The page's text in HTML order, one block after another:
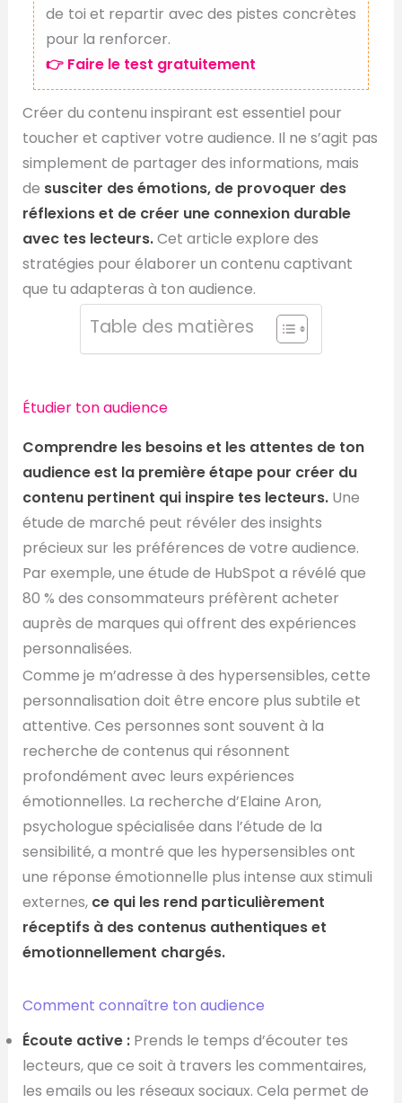
de toi et repartir avec des pistes concrètes
pour la renforcer.
👉 Faire le test gratuitement
Créer du contenu inspirant est essentiel pour
toucher et captiver votre audience. Il ne s’agit pas
simplement de partager des informations, mais
de susciter des émotions, de provoquer des
réflexions et de créer une connexion durable
avec tes lecteurs.Cet article explore des
stratégies pour élaborer un contenu captivant
que tu adapteras à ton audience.
Table des matières
Étudier ton audience
Comprendre les besoins et les attentes de ton
audience est la première étape pour créer du
contenu pertinent qui inspire tes lecteurs. Une
étude de marché peut révéler des insights
précieux sur les préférences de votre audience.
Par exemple, une étude de HubSpot a révélé que
80 % des consommateurs préfèrent acheter
auprès de marques qui offrent des expériences
personnalisées.
Comme je m’adresse à des hypersensibles, cette
personnalisation doit être encore plus subtile et
attentive. Ces personnes sont souvent à la
recherche de contenus qui résonnent
profondément avec leurs expériences
émotionnelles. La recherche d’Elaine Aron,
psychologue spécialisée dans l’étude de la
sensibilité, a montré que les hypersensibles ont
une réponse émotionnelle plus intense aux stimuli
externes, ce qui les rend particulièrement
réceptifs à des contenus authentiques et
émotionnellement chargés.
Comment connaître ton audience
Écoute active :Prends le temps d’écouter tes
lecteurs, que ce soit à travers les commentaires,
les emails ou les réseaux sociaux. Cela permet de